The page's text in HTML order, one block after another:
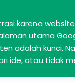
karena
utama
adalah kunci.
ide, atau tidak